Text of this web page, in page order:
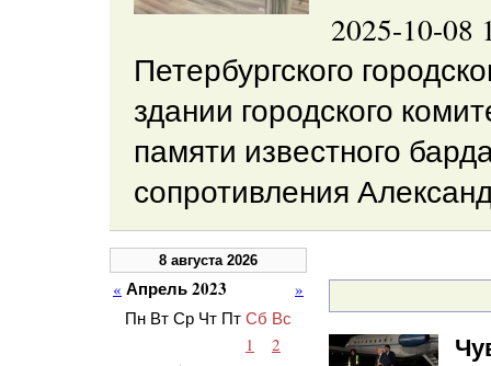
2025-10-
Петербургского
здании городского
памяти известного
сопротивления
8 августа 2026
« Апрель 2023
»
Пн Вт Ср Чт Пт Сб Вс
1
2